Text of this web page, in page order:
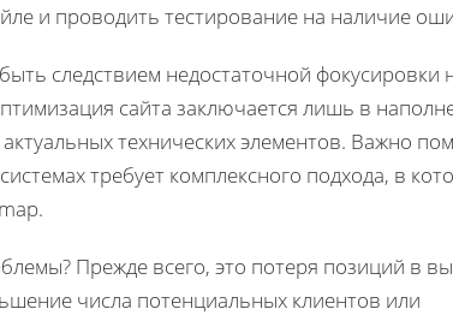
и проводить тестирование на наличие
следствием недостаточной фокусировки
сайта заключается лишь в
технических элементов. Важно
требует комплексного подхода, в
Прежде всего, это потеря позиций в
числа потенциальных клиентов или